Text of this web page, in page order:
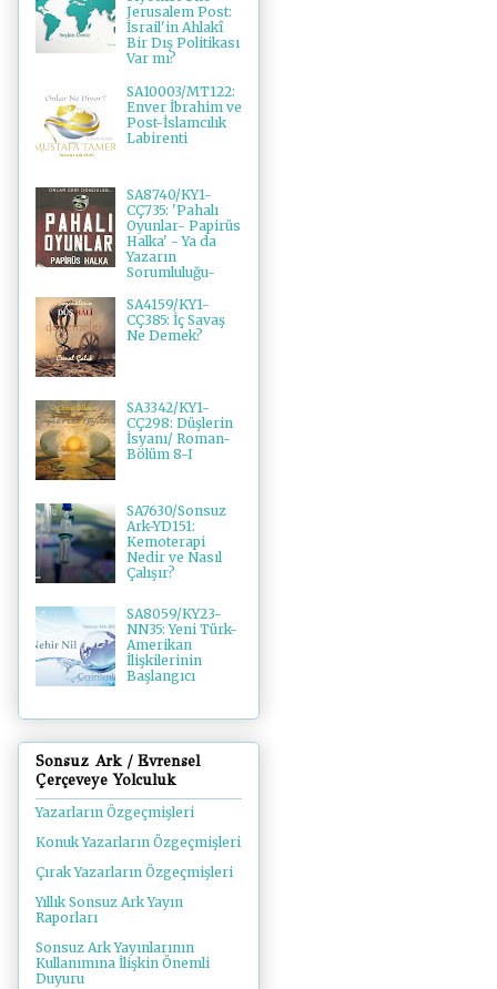
Jerusalem Post:
İsrail'in Ahlakî
Bir Dış Politikası
Var mı?
SA10003/MT122:
Enver İbrahim ve
Post-İslamcılık
Labirenti
SA8740/KY1-
CÇ735: 'Pahalı
Oyunlar- Papirüs
Halka' - Ya da
Yazarın
Sorumluluğu-
SA4159/KY1-
CÇ385: İç Savaş
Ne Demek?
SA3342/KY1-
CÇ298: Düşlerin
İsyanı/ Roman-
Bölüm 8-I
SA7630/Sonsuz
Ark-YD151:
Kemoterapi
Nedir ve Nasıl
Çalışır?
SA8059/KY23-
NN35: Yeni Türk-
Amerikan
İlişkilerinin
Başlangıcı
Sonsuz Ark / Evrensel
Çerçeveye Yolculuk
Yazarların Özgeçmişleri
Konuk Yazarların Özgeçmişleri
Çırak Yazarların Özgeçmişleri
Yıllık Sonsuz Ark Yayın
Raporları
Sonsuz Ark Yayınlarının
Kullanımına İlişkin Önemli
Duyuru